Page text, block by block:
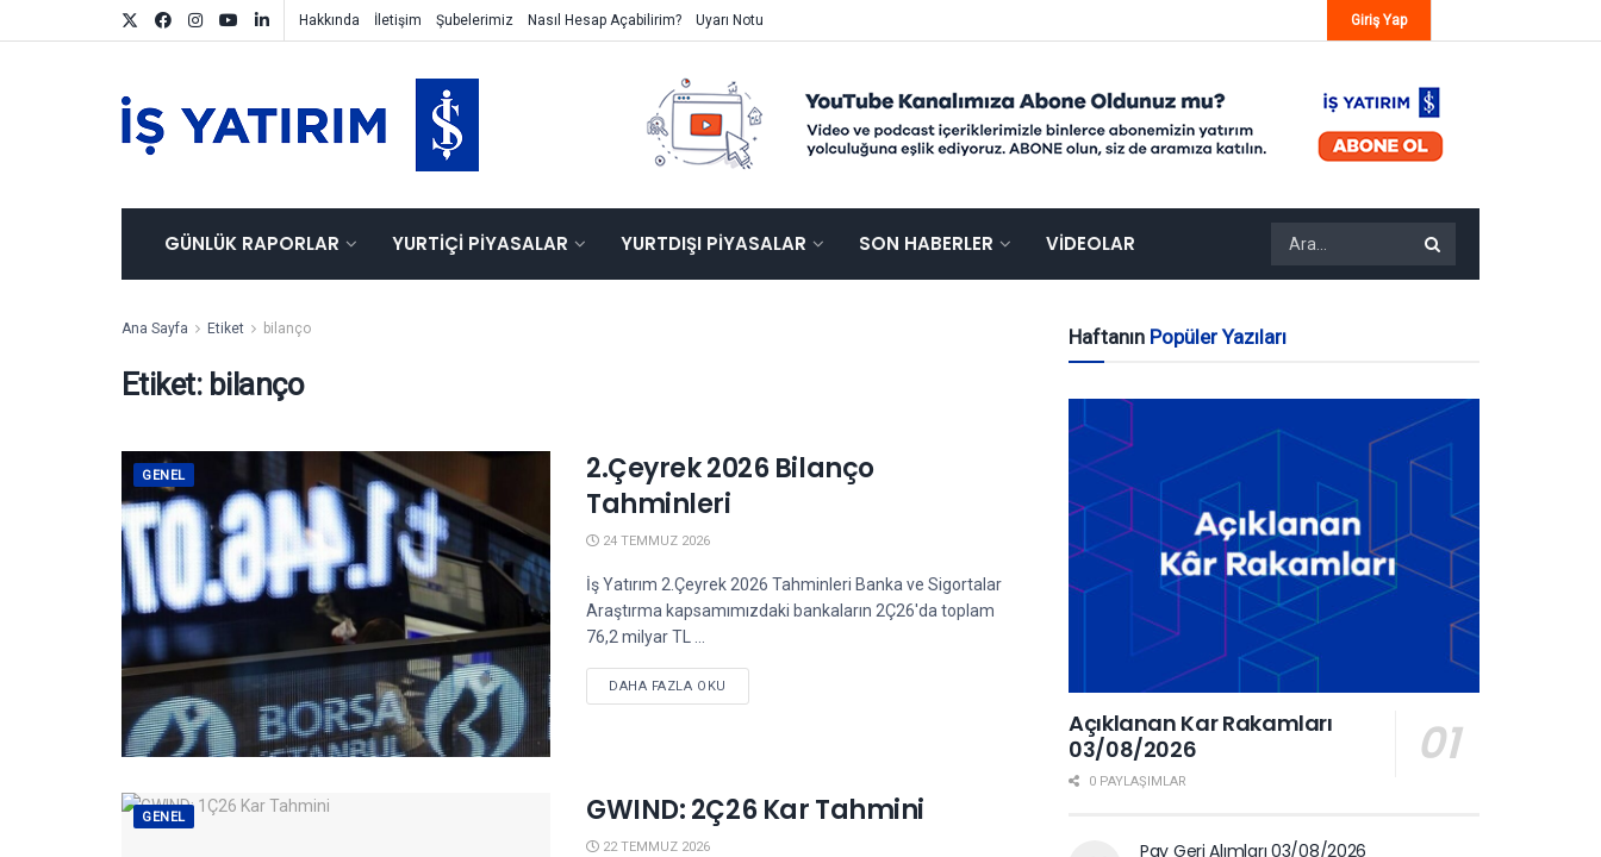
Hakkında İletişim Şubelerimiz Nasıl Hesap Açabilirim? Uyarı Notu Giriş Yap
GÜNLÜK RAPORLAR YURTIÇI PIYASALAR YURTDIŞI PIYASALAR SON HABERLER VIDEOLAR
Ana Sayfa Etiket bilanço
Etiket: bilanço
GENEL
2.Çeyrek 2026 Bilanço
Tahminleri
24 TEMMUZ 2026
İş Yatırım 2.Çeyrek 2026 Tahminleri Banka ve Sigortalar
Araştırma kapsamımızdaki bankaların 2Ç26'da toplam
76,2 milyar TL ...
DAHA FAZLA OKU
GENEL GWIND: 2Ç26 Kar Tahmini
22 TEMMUZ 2026
Haftanın Popüler Yazıları
Açıklanan Kar Rakamları
03/08/2026
0 PAYLAŞIMLAR
Pay Geri Alımları 03/08/2026